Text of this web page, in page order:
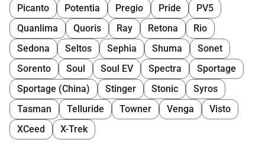
Picanto Potentia Pregio Pride
PV5
Quanlima
Quoris Ray Retona
Rio
Sedona
Seltos Sephia Shuma
Sonet
Sorento
Soul Soul EV Spectra
Sportage
Sportage (China)
Stinger Stonic
Syros
Tasman
Telluride Towner Venga
Visto
XCeed
X-Trek